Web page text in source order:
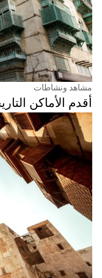
مشاهد ونشاطات
أقدم الأماكن